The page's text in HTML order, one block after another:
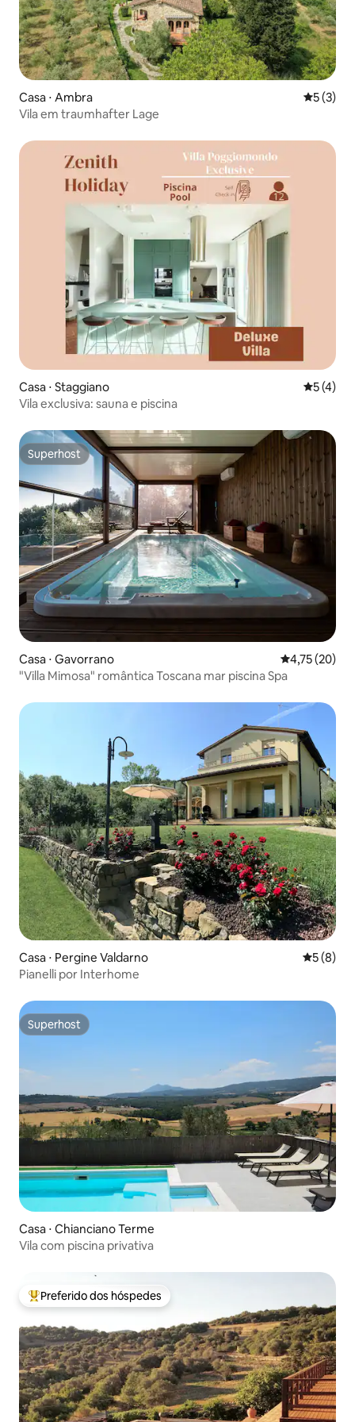
Casa ⋅ Ambra 5 de
5 (3)
Vila em traumhafter Lage
Casa ⋅ Staggiano 5 de
5 (4)
Vila exclusiva: sauna e piscina
Superhost
Superhost
Casa ⋅ Gavorrano 4,75 de uma
4,75 (20)
"Villa Mimosa" romântica Toscana mar piscina Spa
Casa ⋅ Pergine Valdarno 5 de
5 (8)
Pianelli por Interhome
Superhost
Superhost
Casa ⋅ Chianciano Terme
Vila com piscina privativa
Entre os melhores preferidos dos hóspedes
Preferido dos hóspedes